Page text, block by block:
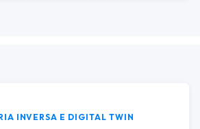
INVERSA E DIGITAL TWIN